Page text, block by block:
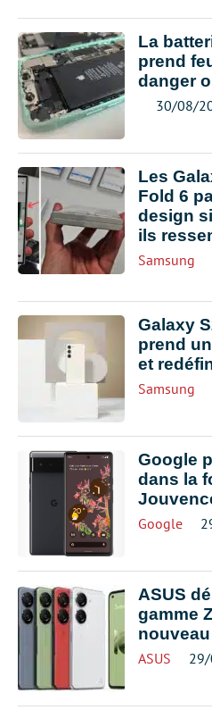
La
prend
danger
30/08/
Les
Fold 6
design
ils
Samsung
Galaxy
prend
et
Samsung
Google
dans la
Google
ASUS
gamme
ASUS